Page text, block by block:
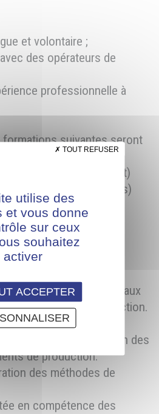
et volontaire ;
des opérateurs de
professionnelle à
suivantes seront
:
d'Agencement)
et Réalisation Bois)
travaillerez directement aux
des équipes de production.
dans l'utilisation des
de production.
des méthodes de
en compétence des
utilise des
et vous donne
sur ceux
souhaitez
activer
ACCEPTER
TOUT REFUSER